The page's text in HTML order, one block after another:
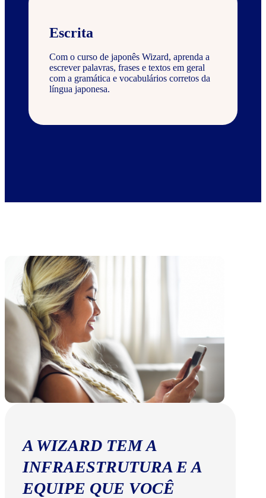
Escrita
Com o curso de japonês Wizard, aprenda a
escrever palavras, frases e textos em geral
com a gramática e vocabulários corretos da
língua japonesa.
A WIZARD TEM A
INFRAESTRUTURA E A
EQUIPE QUE VOCÊ